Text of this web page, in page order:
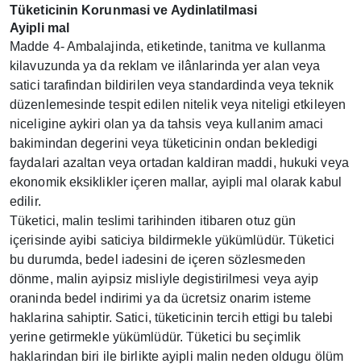
Tüketicinin Korunmasi ve Aydinlatilmasi
Ayipli mal
Madde 4- Ambalajinda, etiketinde, tanitma ve kullanma
kilavuzunda ya da reklam ve ilânlarinda yer alan veya
satici tarafindan bildirilen veya standardinda veya teknik
düzenlemesinde tespit edilen nitelik veya niteligi etkileyen
niceligine aykiri olan ya da tahsis veya kullanim amaci
bakimindan degerini veya tüketicinin ondan bekledigi
faydalari azaltan veya ortadan kaldiran maddi, hukuki veya
ekonomik eksiklikler içeren mallar, ayipli mal olarak kabul
edilir.
Tüketici, malin teslimi tarihinden itibaren otuz gün
içerisinde ayibi saticiya bildirmekle yükümlüdür. Tüketici
bu durumda, bedel iadesini de içeren sözlesmeden
dönme, malin ayipsiz misliyle degistirilmesi veya ayip
oraninda bedel indirimi ya da ücretsiz onarim isteme
haklarina sahiptir. Satici, tüketicinin tercih ettigi bu talebi
yerine getirmekle yükümlüdür. Tüketici bu seçimlik
haklarindan biri ile birlikte ayipli malin neden oldugu ölüm